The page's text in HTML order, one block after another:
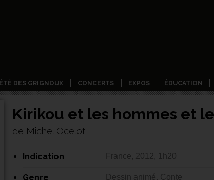
ÉTÉ DES GRIGNOUX CONCERTS EXPOS ÉDUCATION
Kirikou et les hommes et
de Michel Ocelot
Indication France, 2012, 1h20
Genre Dessin animé, Conte